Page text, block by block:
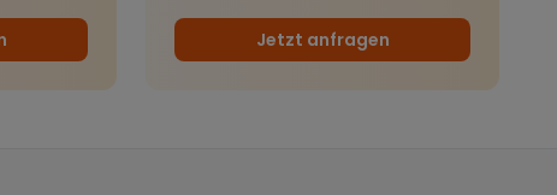
Jetzt anfragen